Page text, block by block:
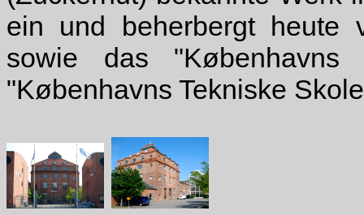
ein und beherbergt heute
sowie das "Københavns
"Københavns Tekniske